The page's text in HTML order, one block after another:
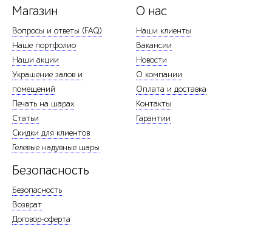
Магазин
Вопросы и ответы (FAQ)
Наше портфолио
Наши акции
Украшение залов и
помещений
Печать на шарах
Статьи
Скидки для клиентов
Гелевые надувные шары
О нас
Наши клиенты
Вакансии
Новости
О компании
Оплата и доставка
Контакты
Гарантии
Безопасность
Безопасность
Возврат
Договор-оферта